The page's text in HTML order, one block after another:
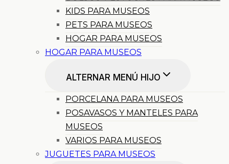
KIDS PARA MUSEOS
PETS PARA MUSEOS
HOGAR PARA MUSEOS
HOGAR PARA MUSEOS
ALTERNAR MENÚ HIJO
PORCELANA PARA MUSEOS
POSAVASOS Y MANTELES PARA
MUSEOS
VARIOS PARA MUSEOS
JUGUETES PARA MUSEOS